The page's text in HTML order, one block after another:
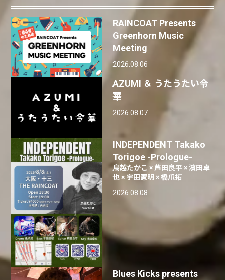
RAINCOAT Presents
Greenhorn Music
Meeting
2026.08.06
AZUMI ＆ うたうたい令
華
2026.08.07
INDEPENDENT Takako
Torigoe -Prologue-
鳥越たかこ × 芦田良平 × 濱田卓
也 × 宇田憲明 × 橋爪拓
2026.08.08
Blues Kicks presents